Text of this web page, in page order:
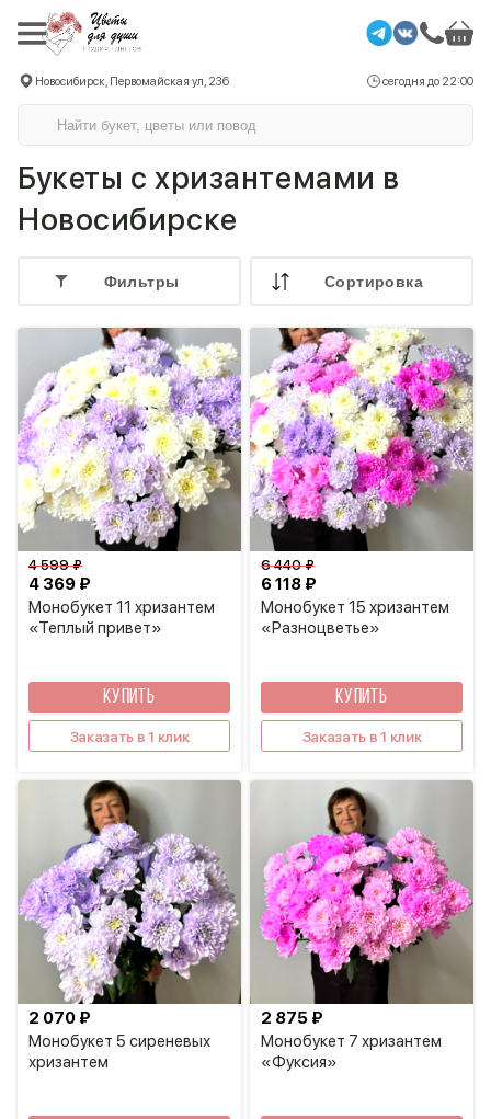
Новосибирск, Первомайская ул, 236 сегодня до 22:00
Букеты с хризантемами в
Новосибирске
Фильтры Cортировка
Монобукет 11 хризантем
«Теплый привет»
4 369 ₽
4 599 ₽
КУПИТЬ
Заказать в 1 клик
Монобукет 15 хризантем
«Разноцветье»
6 118 ₽
6 440 ₽
КУПИТЬ
Заказать в 1 клик
Монобукет 5 сиреневых
хризантем
2 070 ₽
Монобукет 7 хризантем
«Фуксия»
2 875 ₽